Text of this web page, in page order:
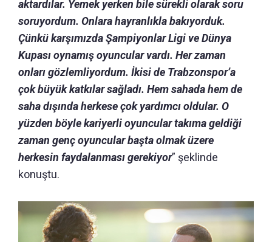
aktardılar. Yemek yerken bile sürekli olarak soru
soruyordum. Onlara hayranlıkla bakıyorduk.
Çünkü karşımızda Şampiyonlar Ligi ve Dünya
Kupası oynamış oyuncular vardı. Her zaman
onları gözlemliyordum. İkisi de Trabzonspor’a
çok büyük katkılar sağladı. Hem sahada hem de
saha dışında herkese çok yardımcı oldular. O
yüzden böyle kariyerli oyuncular takıma geldiği
zaman genç oyuncular başta olmak üzere
herkesin faydalanması gerekiyor” şeklinde
konuştu.